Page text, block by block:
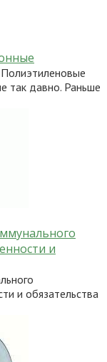
так давно. Раньше
и
и обязательства